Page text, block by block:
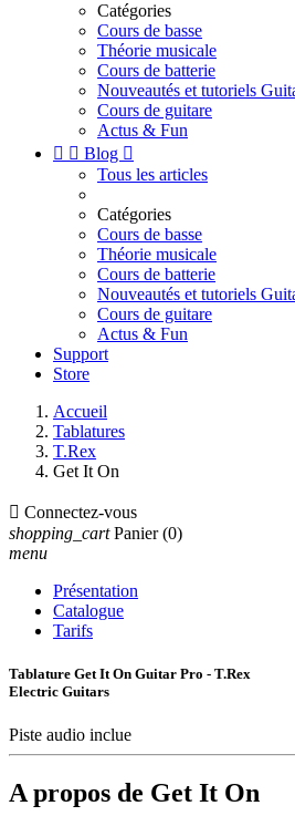
Catégories
Cours de basse
Théorie musicale
Cours de batterie
Nouveautés et tutoriels
Cours de guitare
Actus & Fun
  Blog 
Tous les articles
Catégories
Cours de basse
Théorie musicale
Cours de batterie
Nouveautés et tutoriels
Cours de guitare
Actus & Fun
Support
Store
Accueil
Tablatures
T.Rex
Get It On
 Connectez-vous
shopping_cart Panier (0)
menu
Présentation
Catalogue
Tarifs
Tablature Get It On Guitar Pro - T.Rex
Electric Guitars
Piste audio inclue
A propos de Get It On